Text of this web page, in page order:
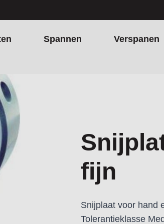
Spannen Verspanen
fijn
fijn
Snijplaat voor hand
Tolerantieklasse